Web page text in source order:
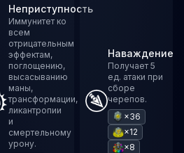
Неприступность
Иммунитет ко
всем
отрицательным
эффектам,
поглощению,
высасыванию
маны,
трансформации,
ликантропии
и
смертельному
урону.
Наваждение
Получает 5
ед. атаки при
сборе
черепов.
×36
×12
×8